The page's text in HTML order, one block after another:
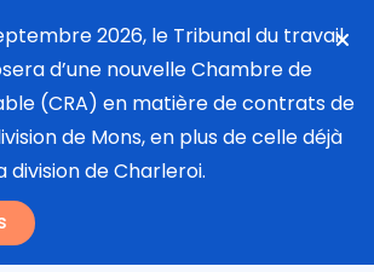
2026, le Tribunal du travail
d’une nouvelle Chambre de
(CRA) en matière de contrats de
de Mons, en plus de celle déjà
division de Charleroi.